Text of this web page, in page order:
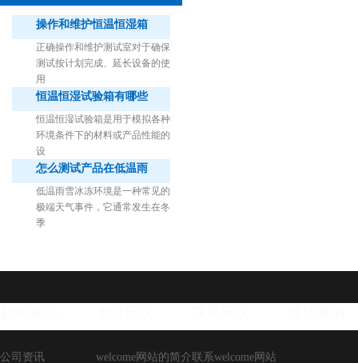
操作和维护恒温恒湿箱
正确操作和维护测试室对于确保
测试按计划完成、延长设备的使
用
恒温恒湿试验箱有哪些
恒温恒湿试验箱是用于模拟各种
环境条件下的材料或产品性能的
设
怎么测试产品在低温雨
低温雨雪冰冻环境是一种常见的
极端天气事件，它通常发生在冬
季
公司资讯 welcome网站的简介联系welcome网站